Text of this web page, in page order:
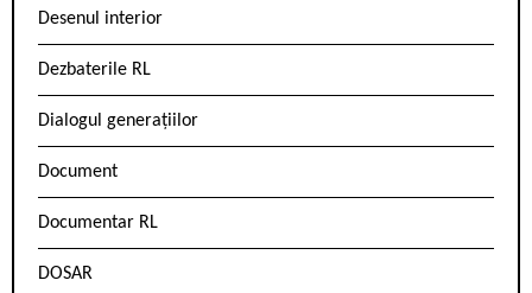
Desenul interior
Dezbaterile RL
Dialogul generațiilor
Document
Documentar RL
DOSAR